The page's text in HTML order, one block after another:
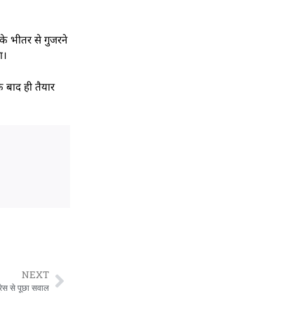
के भीतर से गुजरने
ही तैयार
NEXT
से पूछा सवाल